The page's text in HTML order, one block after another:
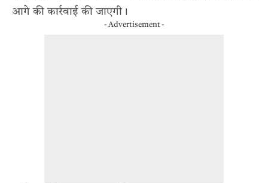
आगे की कार्रवाई की जाएगी।
- Advertisement -